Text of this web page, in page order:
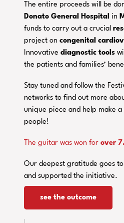
The entire proceeds will be
Donato General Hospital in
funds to carry out a crucial
project oncongenital
Innovativediagnostic tools
the patients and families’
Stay tuned and follow the
networks to find out more
unique piece and help make
people!
The guitar was won forover
Our deepest gratitude goes
and supported the initiative.
see the outcome